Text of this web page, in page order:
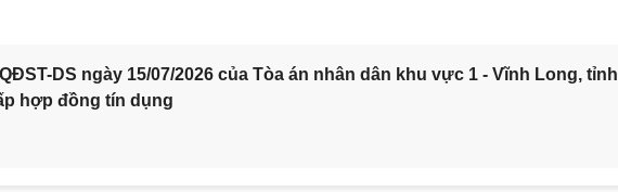
DS ngày 15/07/2026 của Tòa án nhân dân khu vực 1 - Vĩnh Long, tỉnh
hợp đồng tín dụng